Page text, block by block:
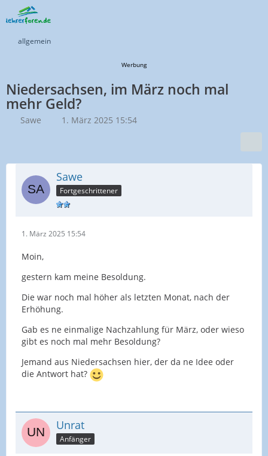
allgemein
Werbung
Niedersachsen, im März noch mal
mehr Geld?
Sawe 1. März 2025 15:54
Sawe
Fortgeschrittener
1. März 2025 15:54
Moin,
gestern kam meine Besoldung.
Die war noch mal höher als letzten Monat, nach der
Erhöhung.
Gab es ne einmalige Nachzahlung für März, oder wieso
gibt es noch mal mehr Besoldung?
Jemand aus Niedersachsen hier, der da ne Idee oder
die Antwort hat?
Unrat
Anfänger